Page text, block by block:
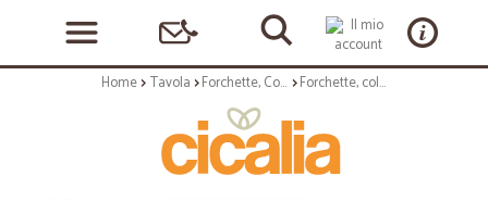
Home Tavola Forchette, Coltelli e Cucchiai Forchette, coltelli e cucchiai: Infinity cucchiaio tavola seamless